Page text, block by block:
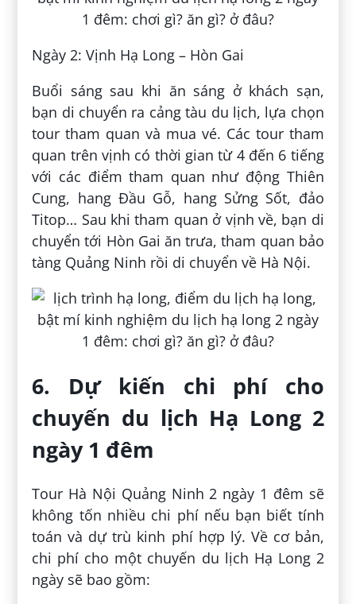
Ngày 2: Vịnh Hạ Long – Hòn Gai
Buổi sáng sau khi ăn sáng ở khách sạn,
bạn di chuyển ra cảng tàu du lịch, lựa chọn
tour tham quan và mua vé. Các tour tham
quan trên vịnh có thời gian từ 4 đến 6 tiếng
với các điểm tham quan như động Thiên
Cung, hang Đầu Gỗ, hang Sửng Sốt, đảo
Titop… Sau khi tham quan ở vịnh về, bạn di
chuyển tới Hòn Gai ăn trưa, tham quan bảo
tàng Quảng Ninh rồi di chuyển về Hà Nội.
6. Dự kiến chi phí cho
chuyến du lịch Hạ Long 2
ngày 1 đêm
Tour Hà Nội Quảng Ninh 2 ngày 1 đêm sẽ
không tốn nhiều chi phí nếu bạn biết tính
toán và dự trù kinh phí hợp lý. Về cơ bản,
chi phí cho một chuyến du lịch Hạ Long 2
ngày sẽ bao gồm: